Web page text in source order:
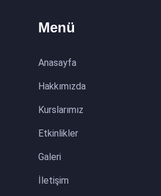
Menü
Anasayfa
Hakkımızda
Kurslarımız
Etkinlikler
Galeri
İletişim